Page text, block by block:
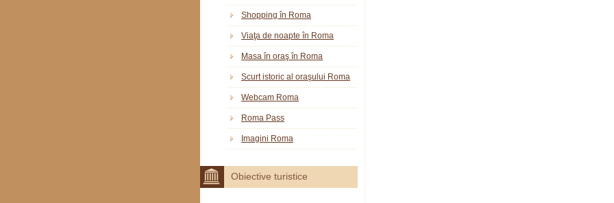
Shopping în Roma
Viaţa de noapte în Roma
Masa în oraş în Roma
Scurt istoric al oraşului Roma
Webcam Roma
Roma Pass
Imagini Roma
Obiective turistice